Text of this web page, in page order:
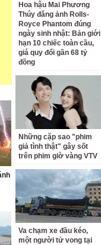
Hoa hậu Mai Phương
Thúy đăng ảnh Rolls-
Royce Phantom đúng
ngày sinh nhật: Bản giới
hạn 10 chiếc toàn cầu,
giá quy đổi gần 68 tỷ
đồng
Những cặp sao "phim
giả tình thật" gây sốt
trên phim giờ vàng VTV
Va chạm xe đầu kéo,
một người tử vong tại